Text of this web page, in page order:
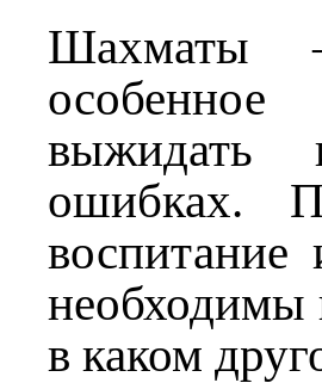
Шахматы
особенное
ошибках.
воспитание
необходимы
в каком